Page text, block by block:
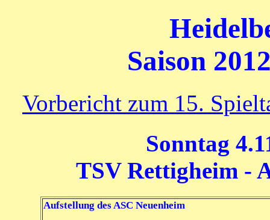
Saison
Vorbericht zum 15.
Sonntag
TSV Rettigheim -
Aufstellung des ASC Neuenheim